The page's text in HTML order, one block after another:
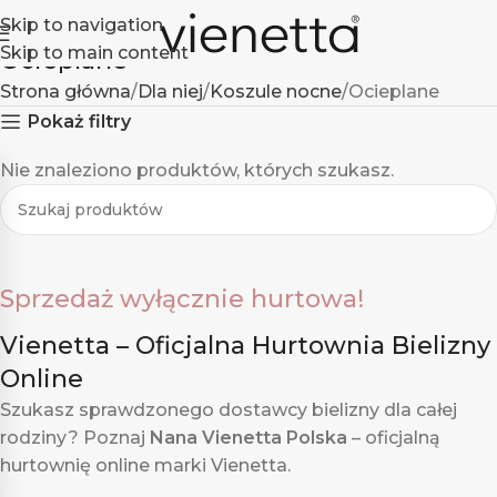
Skip to navigation
Skip to main content
Ocieplane
Strona główna Dla niej Koszule nocne Ocieplane
Pokaż filtry
Nie znaleziono produktów, których szukasz.
Sprzedaż wyłącznie hurtowa!
Vienetta – Oficjalna Hurtownia Bielizny
Online
Szukasz sprawdzonego dostawcy bielizny dla całej
rodziny? Poznaj Nana Vienetta Polska – oficjalną
hurtownię online marki Vienetta.